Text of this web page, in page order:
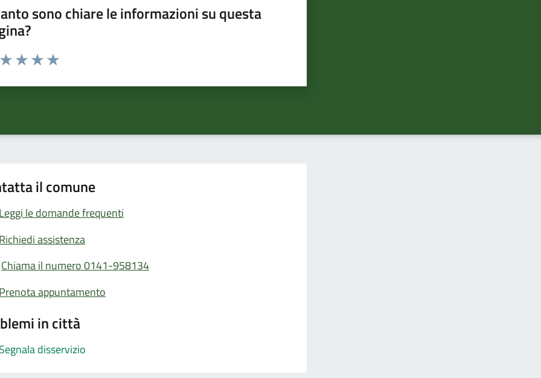
sono chiare le informazioni su questa
da 1 a 5 stelle la pagina
il comune
Leggi le domande frequenti
Richiedi assistenza
Chiama il numero 0141-958134
Prenota appuntamento
in città
Segnala disservizio